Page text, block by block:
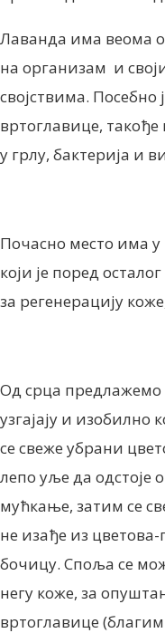
Лаванда има веома
на организам и
својствима. Посебно
вртоглавице, такође
у грлу, бактерија и
Почасно место има
који је поред
за регенерацију
Од срца предлажемо
узгајају и изобилно
се свеже убрани
лепо уље да одстоје
мућкање, затим се
не изађе из
бочицу. Споља се
негу коже, за
вртоглавице